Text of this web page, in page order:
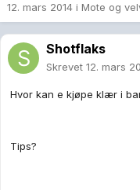
12. mars 2014 i Mote og
Shotflaks
Skrevet 12. mars
Hvor kan e kjøpe klær i
Tips?